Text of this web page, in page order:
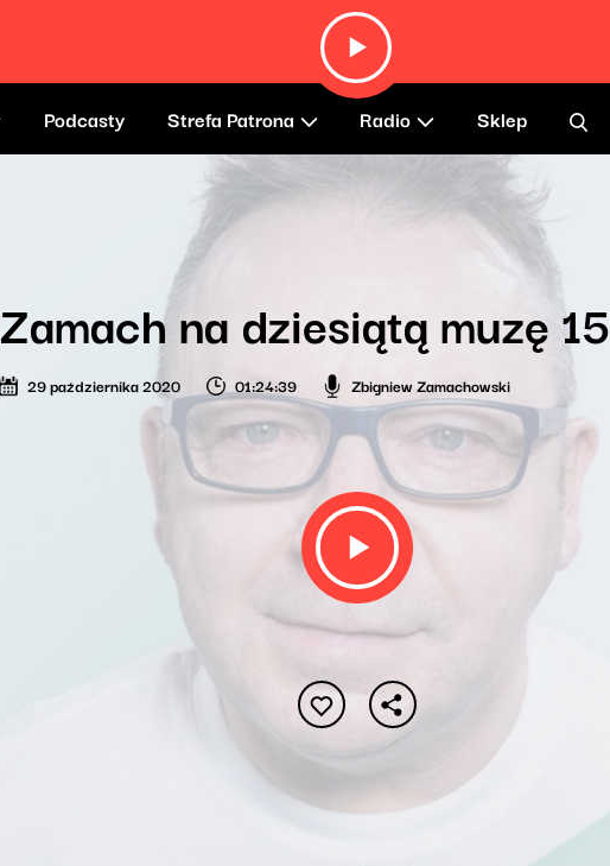
Podcasty Strefa Patrona Radio Sklep
Zamach na dziesiątą muzę 15
29 października 2020 01:24:39 Zbigniew Zamachowski